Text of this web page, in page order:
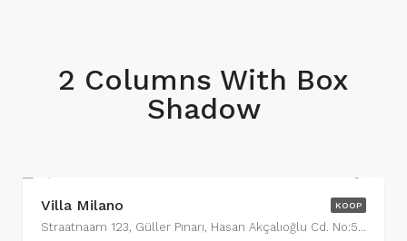
2 Columns With Box
Shadow
KOOP
Villa Milano